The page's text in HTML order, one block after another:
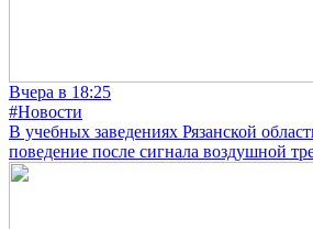
Вчера в 18:25
#Новости
В учебных заведениях Рязанской
поведение после сигнала воздушной